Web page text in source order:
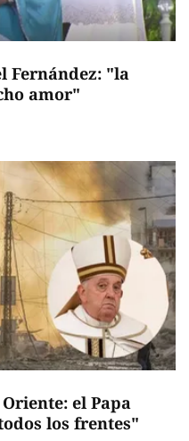
Fernández: "la
amor"
el Papa
los frentes"